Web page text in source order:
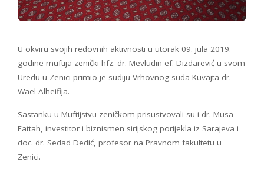
U okviru svojih redovnih aktivnosti u utorak 09. jula 2019.
godine muftija zenički hfz. dr. Mevludin ef. Dizdarević u svom
Uredu u Zenici primio je sudiju Vrhovnog suda Kuvajta dr.
Wael Alheifija.
Sastanku u Muftijstvu zeničkom prisustvovali su i dr. Musa
Fattah, investitor i biznismen sirijskog porijekla iz Sarajeva i
doc. dr. Sedad Dedić, profesor na Pravnom fakultetu u
Zenici.